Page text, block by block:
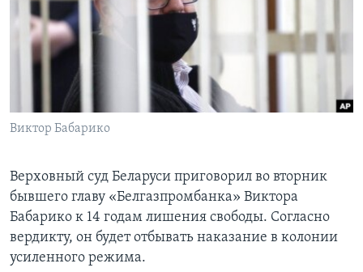
Learning English
СОЦИАЛЬНЫЕ СЕТИ
Виктор Бабарико
Верховный суд Беларуси приговорил во вторник
бывшего главу «Белгазпромбанка» Виктора
Бабарико к 14 годам лишения свободы. Согласно
вердикту, он будет отбывать наказание в колонии
усиленного режима.